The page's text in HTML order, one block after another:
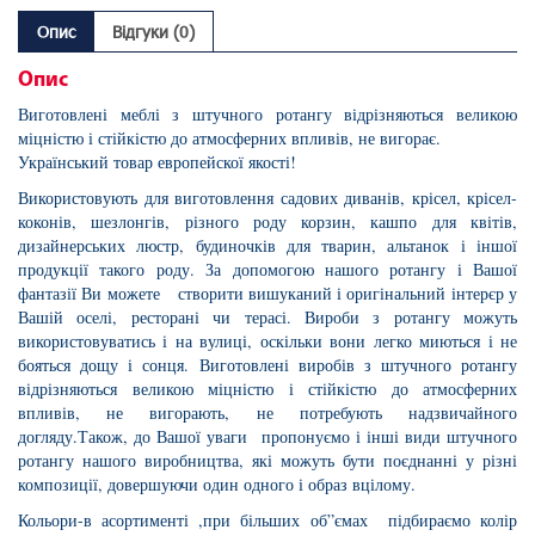
Опис Відгуки (0)
Опис
Виготовлені меблі з штучного ротангу відрізняються великою
міцністю і стійкістю до атмосферних впливів, не вигорає.
Український товар европейскої якості!
Використовують для виготовлення садових диванів, крісел, крісел-
коконів, шезлонгів, різного роду корзин, кашпо для квітів,
дизайнерських люстр, будиночків для тварин, альтанок і іншої
продукції такого роду. За допомогою нашого ротангу і Вашої
фантазії Ви можете створити вишуканий і оригінальний інтерєр у
Вашій оселі, ресторані чи терасі. Вироби з ротангу можуть
використовуватись і на вулиці, оскільки вони легко миються і не
бояться дощу і сонця. Виготовлені виробів з штучного ротангу
відрізняються великою міцністю і стійкістю до атмосферних
впливів, не вигорають, не потребують надзвичайного
догляду.Також, до Вашої уваги пропонуємо і інші види штучного
ротангу нашого виробництва, які можуть бути поєднанні у різні
композиції, довершуючи один одного і образ вцілому.
Кольори-в асортименті ,при більших об”ємах підбираємо колір